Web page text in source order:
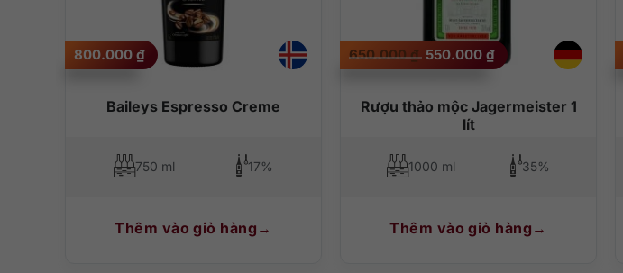
Baileys Espresso Creme
800.000 ₫
750 ml 17%
Thêm vào giỏ hàng
Rượu thảo mộc Jagermeister 1
lít
650.000₫ Giá
gốc
550.000₫Giá
hiện
550.000 ₫.
1000 ml 35%
Thêm vào giỏ hàng